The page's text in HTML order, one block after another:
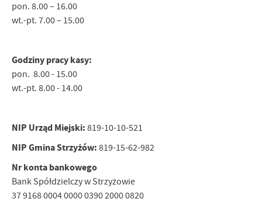
pon. 8.00 – 16.00
wt.-pt. 7.00 – 15.00
Godziny pracy kasy:
pon. 8.00 - 15.00
wt.-pt. 8.00 - 14.00
NIP Urząd Miejski: 819-10-10-521
NIP Gmina Strzyżów: 819-15-62-982
Nr konta bankowego
Bank Spółdzielczy w Strzyżowie
37 9168 0004 0000 0390 2000 0820